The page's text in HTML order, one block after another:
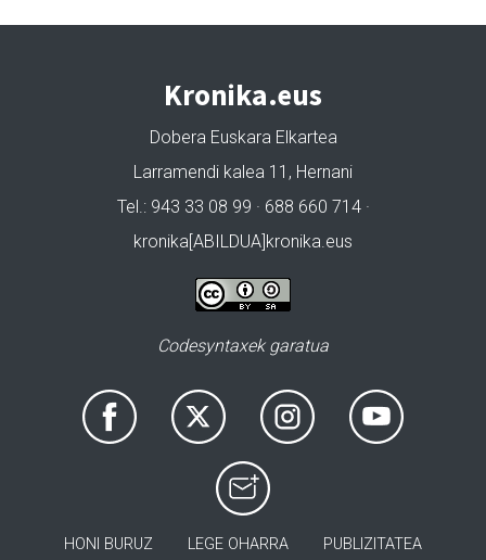
Kronika.eus
Dobera Euskara Elkartea
Larramendi kalea 11, Hernani
Tel.: 943 33 08 99 · 688 660 714 ·
kronika[ABILDUA]kronika.eus
Codesyntaxek garatua
HONI BURUZ LEGE OHARRA PUBLIZITATEA